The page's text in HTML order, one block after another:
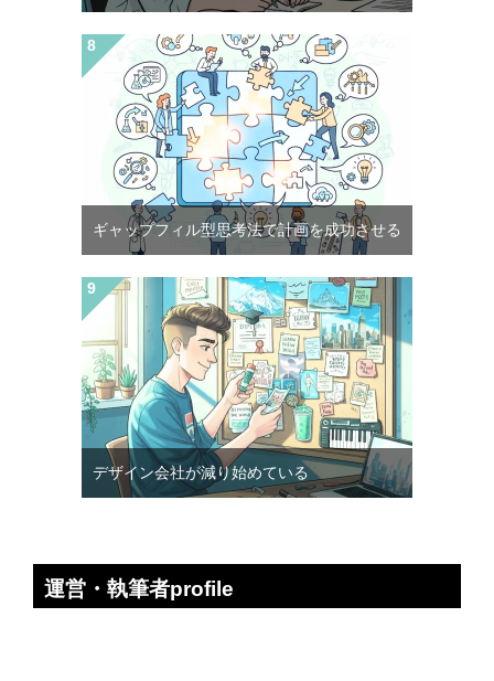
ギャップフィル型思考法で計画を成功させる
デザイン会社が減り始めている
運営・執筆者profile